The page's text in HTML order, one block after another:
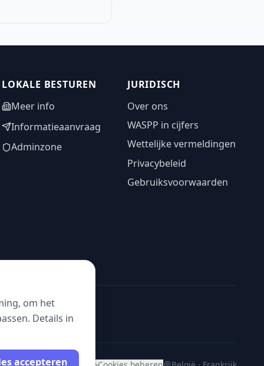
LOKALE BESTUREN
Meer info
Informatieaanvraag
Adminzone
JURIDISCH
Over ons
WASPP in cijfers
Wettelijke vermeldingen
Privacybeleid
Gebruiksvoorwaarden
om het
Details in
accepteren